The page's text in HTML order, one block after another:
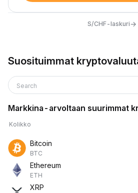
S/CHF-laskuri→
Suosituimmat
Search
Markkina-arvoltaan suurimmat
Kolikko
Bitcoin
BTC
Ethereum
ETH
XRP